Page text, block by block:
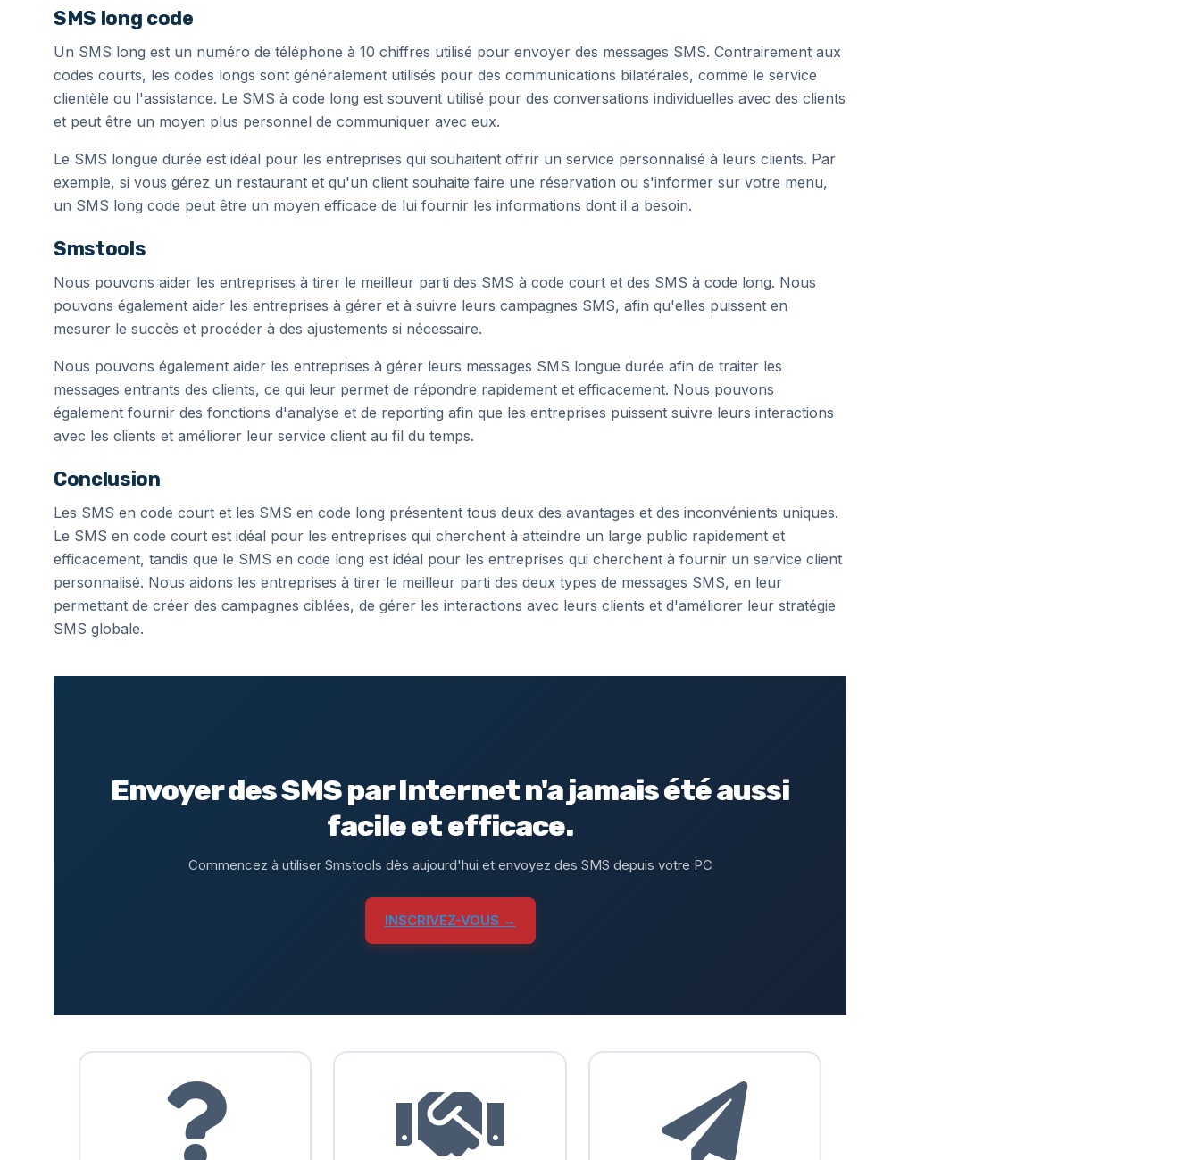
SMS long code
Un SMS long est un numéro de téléphone à 10 chiffres utilisé pour envoyer des messages SMS. Contrairement aux
codes courts, les codes longs sont généralement utilisés pour des communications bilatérales, comme le service
clientèle ou l'assistance. Le SMS à code long est souvent utilisé pour des conversations individuelles avec des clients
et peut être un moyen plus personnel de communiquer avec eux.
Le SMS longue durée est idéal pour les entreprises qui souhaitent offrir un service personnalisé à leurs clients. Par
exemple, si vous gérez un restaurant et qu'un client souhaite faire une réservation ou s'informer sur votre menu,
un SMS long code peut être un moyen efficace de lui fournir les informations dont il a besoin.
Smstools
Nous pouvons aider les entreprises à tirer le meilleur parti des SMS à code court et des SMS à code long. Nous
pouvons également aider les entreprises à gérer et à suivre leurs campagnes SMS, afin qu'elles puissent en
mesurer le succès et procéder à des ajustements si nécessaire.
Nous pouvons également aider les entreprises à gérer leurs messages SMS longue durée afin de traiter les
messages entrants des clients, ce qui leur permet de répondre rapidement et efficacement. Nous pouvons
également fournir des fonctions d'analyse et de reporting afin que les entreprises puissent suivre leurs interactions
avec les clients et améliorer leur service client au fil du temps.
Conclusion
Les SMS en code court et les SMS en code long présentent tous deux des avantages et des inconvénients uniques.
Le SMS en code court est idéal pour les entreprises qui cherchent à atteindre un large public rapidement et
efficacement, tandis que le SMS en code long est idéal pour les entreprises qui cherchent à fournir un service client
personnalisé. Nous aidons les entreprises à tirer le meilleur parti des deux types de messages SMS, en leur
permettant de créer des campagnes ciblées, de gérer les interactions avec leurs clients et d'améliorer leur stratégie
SMS globale.
Envoyer des SMS par Internet n'a jamais été aussi
facile et efficace.
Commencez à utiliser Smstools dès aujourd'hui et envoyez des SMS depuis votre PC
INSCRIVEZ-VOUS →